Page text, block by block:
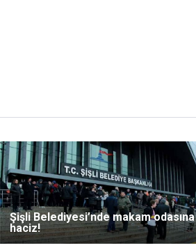
Şişli Belediyesi’nde makam odasına
haciz!